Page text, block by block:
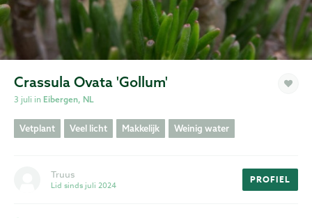
Privacy
Voorwaarden
Crassula Ovata 'gollum'
3 juli in Eibergen, NL
Vetplant Veel licht Makkelijk Weinig water
Truus
Lid sinds juli 2024
PROFIEL